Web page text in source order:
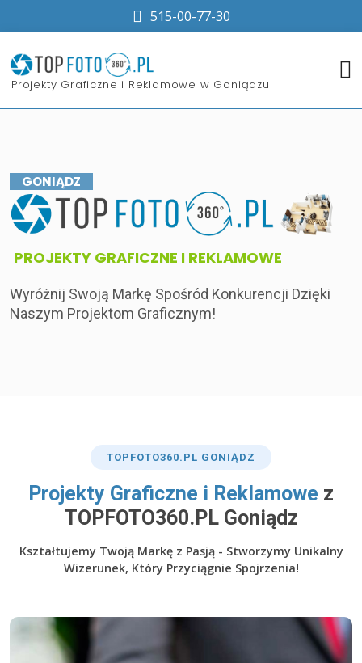
515-00-77-30
​Projekty Graficzne i Reklamowe w Goniądzu
GONIĄDZ
​PROJEKTY GRAFICZNE I REKLAMOWE
Wyróżnij Swoją Markę Spośród Konkurencji Dzięki
Naszym Projektom Graficznym!
TOP FOTO360.PL GONIĄDZ
​Projekty Graficzne i Reklamowe z
TOPFOTO360.PL Goniądz
Kształtujemy Twoją Markę z Pasją - Stworzymy Unikalny
Wizerunek, Który Przyciągnie Spojrzenia!